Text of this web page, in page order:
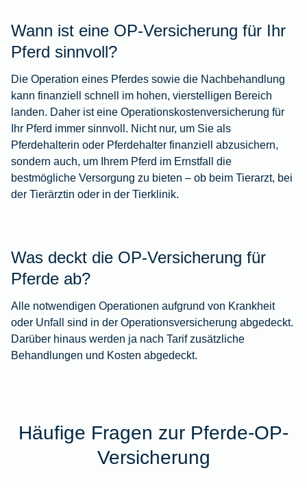
Wann ist eine OP-Versicherung für Ihr
Pferd sinnvoll?
Die Operation eines Pferdes sowie die Nachbehandlung
kann finanziell schnell im hohen, vierstelligen Bereich
landen. Daher ist eine Operationskostenversicherung für
Ihr Pferd immer sinnvoll. Nicht nur, um Sie als
Pferdehalterin oder Pferdehalter finanziell abzusichern,
sondern auch, um Ihrem Pferd im Ernstfall die
bestmögliche Versorgung zu bieten – ob beim Tierarzt, bei
der Tierärztin oder in der Tierklinik.
Was deckt die OP-Versicherung für
Pferde ab?
Alle notwendigen Operationen aufgrund von Krankheit
oder Unfall sind in der Operationsversicherung abgedeckt.
Darüber hinaus werden ja nach Tarif zusätzliche
Behandlungen und Kosten abgedeckt.
Häufige Fragen zur Pferde-OP-
Versicherung